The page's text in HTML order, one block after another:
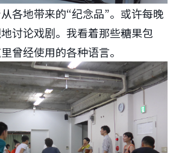
各地带来的“纪念品”。或许每晚
讨论戏剧。我看着那些糖果包
曾经使用的各种语言。